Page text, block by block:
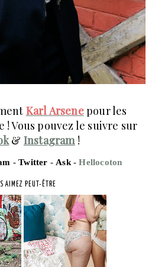
Karl Arsenepour les
! Vous pouvez le suivre sur
& Instagram !
-Twitter - Ask-Hellocoton
AIMEZ PEUT-ÊTRE